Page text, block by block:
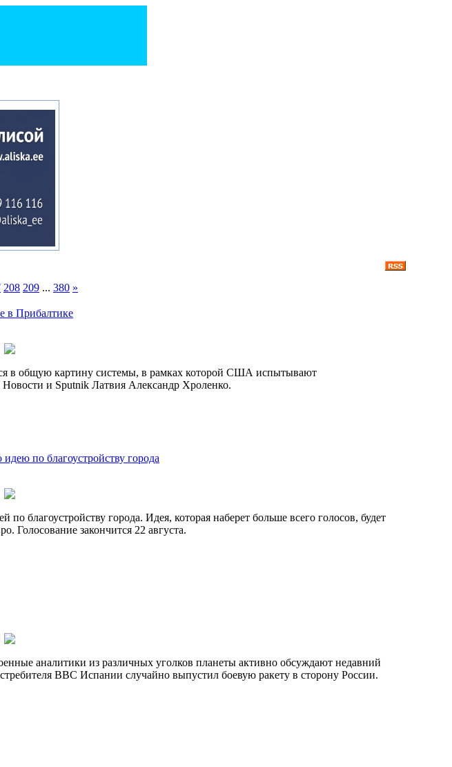
208 209 ... 380 »
в Прибалтике
в общую картину системы, в рамках которой США испытывают
и Sputnik Латвия Александр Хроленко.
по благоустройству города
благоустройству города. Идея, которая наберет больше всего голосов, будет
Голосование закончится 22 августа.
аналитики из различных уголков планеты активно обсуждают недавний
ВВС Испании случайно выпустил боевую ракету в сторону России.